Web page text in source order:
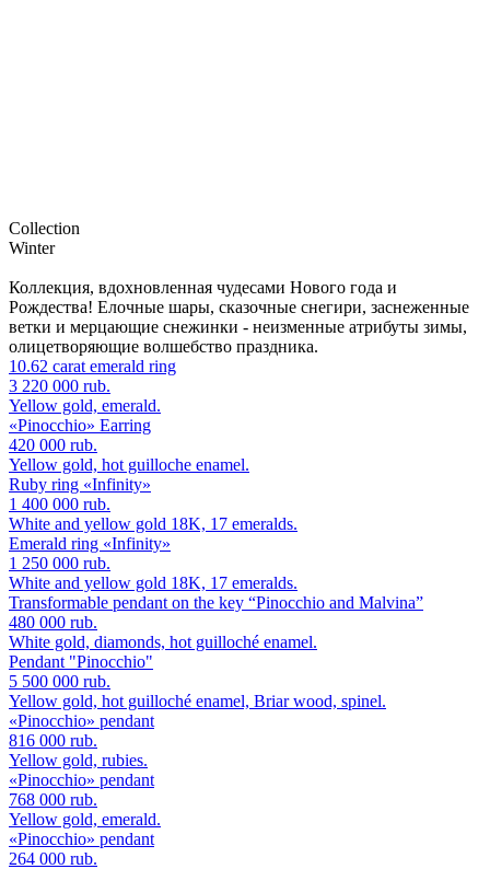
Collection
Winter
Коллекция, вдохновленная чудесами Нового года и
Рождества! Елочные шары, сказочные снегири, заснеженные
ветки и мерцающие снежинки - неизменные атрибуты зимы,
олицетворяющие волшебство праздника.
10.62 carat emerald ring
3 220 000 rub.
Yellow gold, emerald.
«Pinocchio» Earring
420 000 rub.
Yellow gold, hot guilloche enamel.
Ruby ring «Infinity»
1 400 000 rub.
White and yellow gold 18K, 17 emeralds.
Emerald ring «Infinity»
1 250 000 rub.
White and yellow gold 18K, 17 emeralds.
Transformable pendant on the key “Pinocchio and Malvina”
480 000 rub.
White gold, diamonds, hot guilloché enamel.
Pendant "Pinocchio"
5 500 000 rub.
Yellow gold, hot guilloché enamel, Briar wood, spinel.
«Pinocchio» pendant
816 000 rub.
Yellow gold, rubies.
«Pinocchio» pendant
768 000 rub.
Yellow gold, emerald.
«Pinocchio» pendant
264 000 rub.